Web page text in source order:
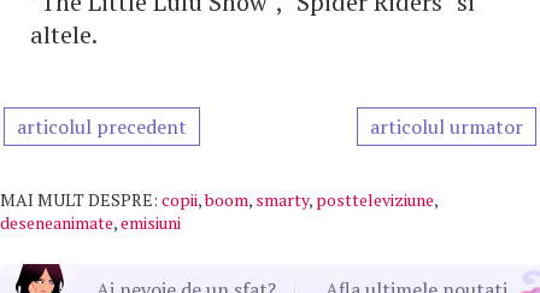
altele.
articolul precedent articolul urmator
MAI MULT DESPRE: copii,boom, smarty, postteleviziune,
deseneanimate,emisiuni